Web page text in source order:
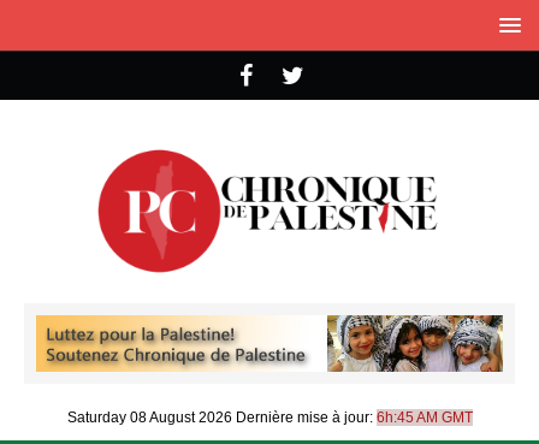
Saturday 08 August 2026 Dernière mise à jour: 6h:45 AM GMT